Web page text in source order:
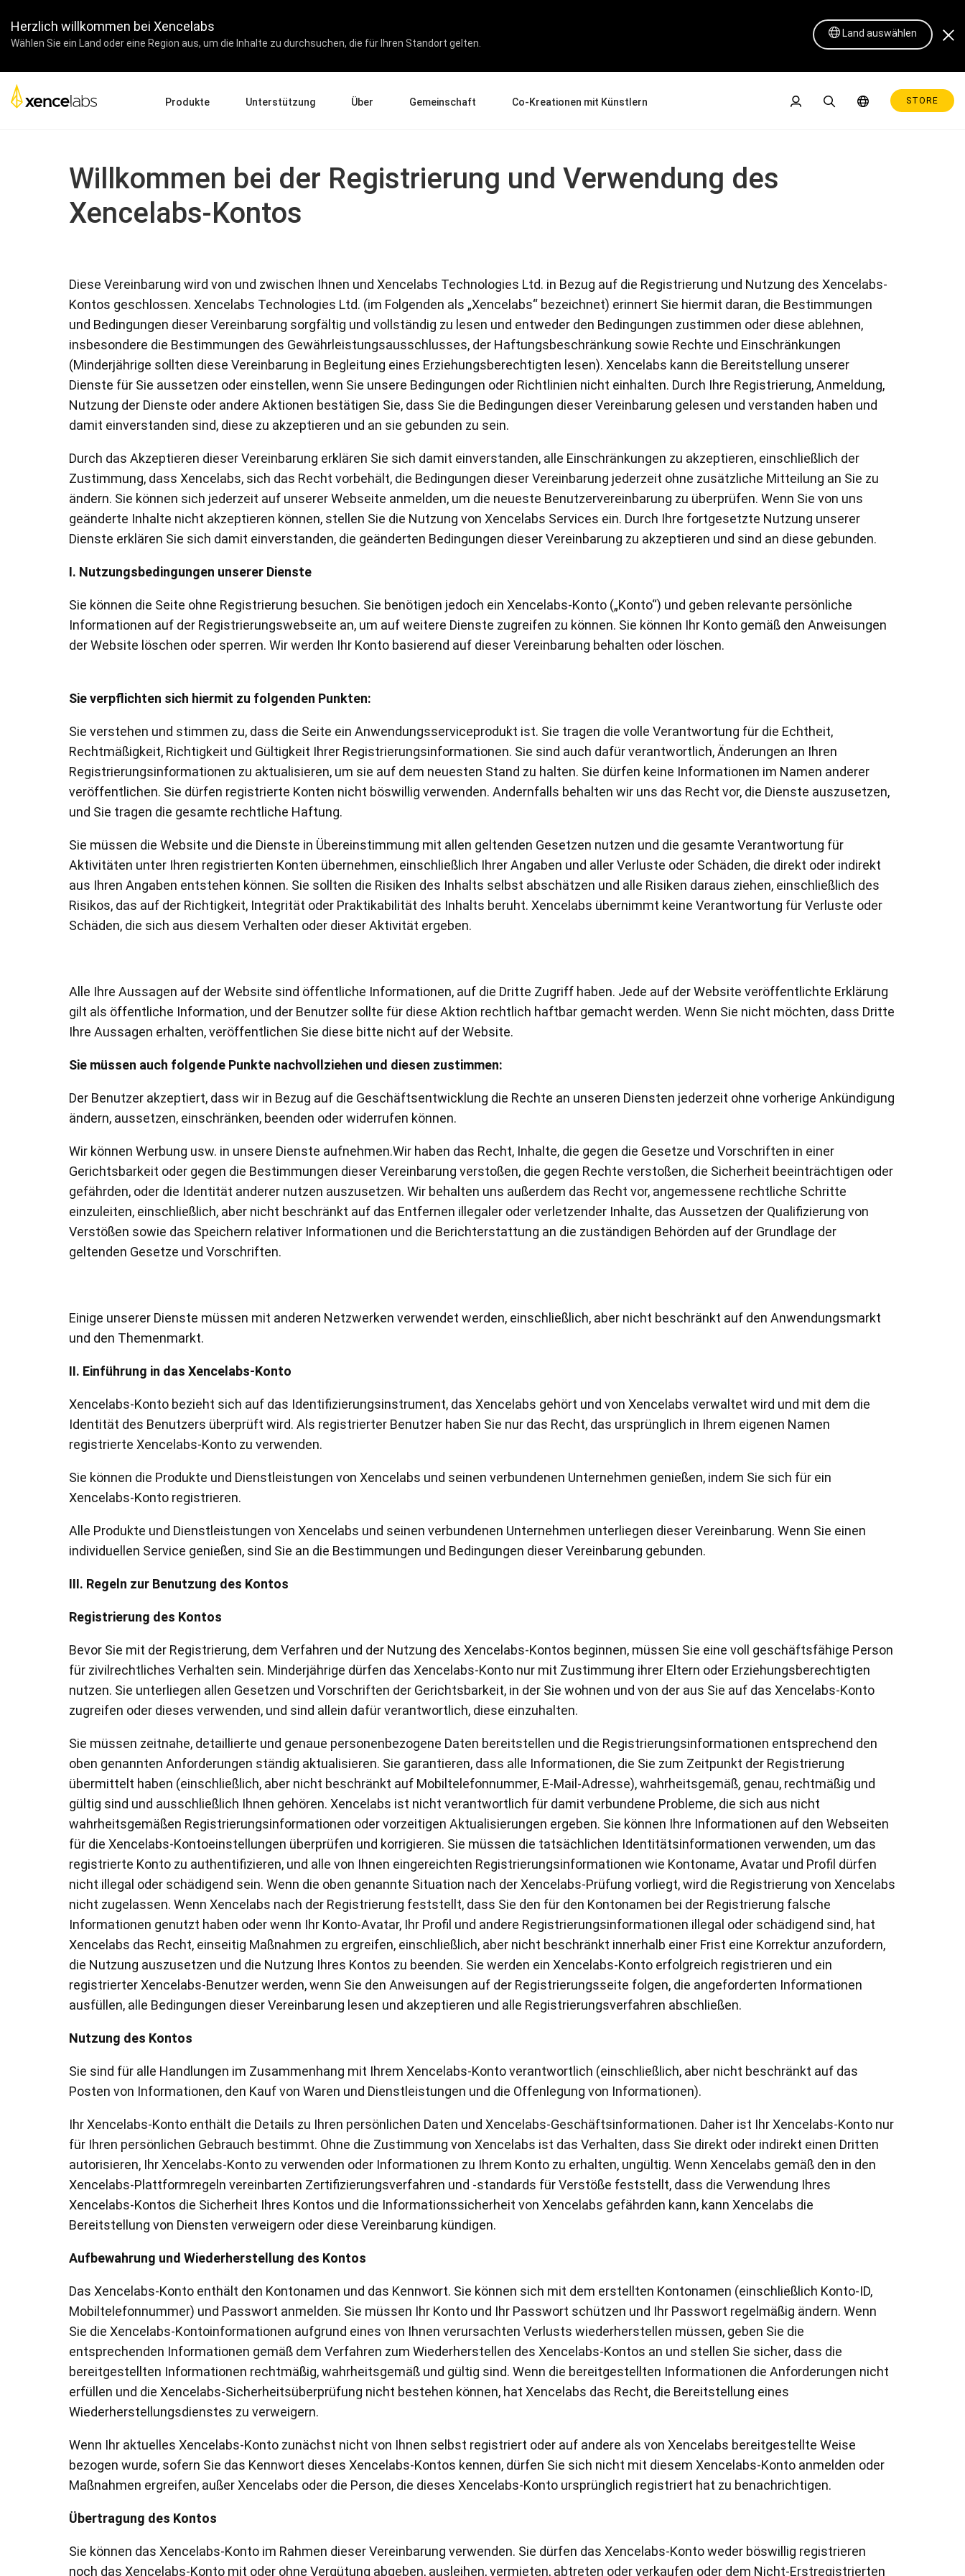
Herzlich willkommen bei Xencelabs
Wählen Sie ein Land oder eine Region aus, um die Inhalte zu durchsuchen, die für Ihren Standort gelten.
Land auswählen
Produkte
Alle ansehen
Pen Tablet Medium Bundle SE Pen Tablet Medium Bundle
Alle ansehen
Quick Keys Stands Stifte & Halter Stiftspitzen
Unterstützung
Produkt-Setup
Tutorial-Videos
Fragen und Antworten
Über
Unternehmen
Erziehung
Gemeinschaft
News und Rezensionen
Tipps und Tricks
Co-Kreationen mit Künstlern
Experten für Produkterlebnisse
Künstler im Fokus
STORE
Willkommen bei der Registrierung und Verwendung des
Xencelabs-Kontos
Diese Vereinbarung wird von und zwischen Ihnen und Xencelabs Technologies Ltd. in Bezug auf die Registrierung und Nutzung des Xencelabs-
Kontos geschlossen. Xencelabs Technologies Ltd. (im Folgenden als „Xencelabs“ bezeichnet) erinnert Sie hiermit daran, die Bestimmungen
und Bedingungen dieser Vereinbarung sorgfältig und vollständig zu lesen und entweder den Bedingungen zustimmen oder diese ablehnen,
insbesondere die Bestimmungen des Gewährleistungsausschlusses, der Haftungsbeschränkung sowie Rechte und Einschränkungen
(Minderjährige sollten diese Vereinbarung in Begleitung eines Erziehungsberechtigten lesen). Xencelabs kann die Bereitstellung unserer
Dienste für Sie aussetzen oder einstellen, wenn Sie unsere Bedingungen oder Richtlinien nicht einhalten. Durch Ihre Registrierung, Anmeldung,
Nutzung der Dienste oder andere Aktionen bestätigen Sie, dass Sie die Bedingungen dieser Vereinbarung gelesen und verstanden haben und
damit einverstanden sind, diese zu akzeptieren und an sie gebunden zu sein.
Durch das Akzeptieren dieser Vereinbarung erklären Sie sich damit einverstanden, alle Einschränkungen zu akzeptieren, einschließlich der
Zustimmung, dass Xencelabs, sich das Recht vorbehält, die Bedingungen dieser Vereinbarung jederzeit ohne zusätzliche Mitteilung an Sie zu
ändern. Sie können sich jederzeit auf unserer Webseite anmelden, um die neueste Benutzervereinbarung zu überprüfen. Wenn Sie von uns
geänderte Inhalte nicht akzeptieren können, stellen Sie die Nutzung von Xencelabs Services ein. Durch Ihre fortgesetzte Nutzung unserer
Dienste erklären Sie sich damit einverstanden, die geänderten Bedingungen dieser Vereinbarung zu akzeptieren und sind an diese gebunden.
I. Nutzungsbedingungen unserer Dienste
Sie können die Seite ohne Registrierung besuchen. Sie benötigen jedoch ein Xencelabs-Konto („Konto“) und geben relevante persönliche
Informationen auf der Registrierungswebseite an, um auf weitere Dienste zugreifen zu können. Sie können Ihr Konto gemäß den Anweisungen
der Website löschen oder sperren. Wir werden Ihr Konto basierend auf dieser Vereinbarung behalten oder löschen.
Sie verpflichten sich hiermit zu folgenden Punkten:
Sie verstehen und stimmen zu, dass die Seite ein Anwendungsserviceprodukt ist. Sie tragen die volle Verantwortung für die Echtheit,
Rechtmäßigkeit, Richtigkeit und Gültigkeit Ihrer Registrierungsinformationen. Sie sind auch dafür verantwortlich, Änderungen an Ihren
Registrierungsinformationen zu aktualisieren, um sie auf dem neuesten Stand zu halten. Sie dürfen keine Informationen im Namen anderer
veröffentlichen. Sie dürfen registrierte Konten nicht böswillig verwenden. Andernfalls behalten wir uns das Recht vor, die Dienste auszusetzen,
und Sie tragen die gesamte rechtliche Haftung.
Sie müssen die Website und die Dienste in Übereinstimmung mit allen geltenden Gesetzen nutzen und die gesamte Verantwortung für
Aktivitäten unter Ihren registrierten Konten übernehmen, einschließlich Ihrer Angaben und aller Verluste oder Schäden, die direkt oder indirekt
aus Ihren Angaben entstehen können. Sie sollten die Risiken des Inhalts selbst abschätzen und alle Risiken daraus ziehen, einschließlich des
Risikos, das auf der Richtigkeit, Integrität oder Praktikabilität des Inhalts beruht. Xencelabs übernimmt keine Verantwortung für Verluste oder
Schäden, die sich aus diesem Verhalten oder dieser Aktivität ergeben.
Alle Ihre Aussagen auf der Website sind öffentliche Informationen, auf die Dritte Zugriff haben. Jede auf der Website veröffentlichte Erklärung
gilt als öffentliche Information, und der Benutzer sollte für diese Aktion rechtlich haftbar gemacht werden. Wenn Sie nicht möchten, dass Dritte
Ihre Aussagen erhalten, veröffentlichen Sie diese bitte nicht auf der Website.
Sie müssen auch folgende Punkte nachvollziehen und diesen zustimmen:
Der Benutzer akzeptiert, dass wir in Bezug auf die Geschäftsentwicklung die Rechte an unseren Diensten jederzeit ohne vorherige Ankündigung
ändern, aussetzen, einschränken, beenden oder widerrufen können.
Wir können Werbung usw. in unsere Dienste aufnehmen.Wir haben das Recht, Inhalte, die gegen die Gesetze und Vorschriften in einer
Gerichtsbarkeit oder gegen die Bestimmungen dieser Vereinbarung verstoßen, die gegen Rechte verstoßen, die Sicherheit beeinträchtigen oder
gefährden, oder die Identität anderer nutzen auszusetzen. Wir behalten uns außerdem das Recht vor, angemessene rechtliche Schritte
einzuleiten, einschließlich, aber nicht beschränkt auf das Entfernen illegaler oder verletzender Inhalte, das Aussetzen der Qualifizierung von
Verstößen sowie das Speichern relativer Informationen und die Berichterstattung an die zuständigen Behörden auf der Grundlage der
geltenden Gesetze und Vorschriften.
Einige unserer Dienste müssen mit anderen Netzwerken verwendet werden, einschließlich, aber nicht beschränkt auf den Anwendungsmarkt
und den Themenmarkt.
II. Einführung in das Xencelabs-Konto
Xencelabs-Konto bezieht sich auf das Identifizierungsinstrument, das Xencelabs gehört und von Xencelabs verwaltet wird und mit dem die
Identität des Benutzers überprüft wird. Als registrierter Benutzer haben Sie nur das Recht, das ursprünglich in Ihrem eigenen Namen
registrierte Xencelabs-Konto zu verwenden.
Sie können die Produkte und Dienstleistungen von Xencelabs und seinen verbundenen Unternehmen genießen, indem Sie sich für ein
Xencelabs-Konto registrieren.
Alle Produkte und Dienstleistungen von Xencelabs und seinen verbundenen Unternehmen unterliegen dieser Vereinbarung. Wenn Sie einen
individuellen Service genießen, sind Sie an die Bestimmungen und Bedingungen dieser Vereinbarung gebunden.
III. Regeln zur Benutzung des Kontos
Registrierung des Kontos
Bevor Sie mit der Registrierung, dem Verfahren und der Nutzung des Xencelabs-Kontos beginnen, müssen Sie eine voll geschäftsfähige Person
für zivilrechtliches Verhalten sein. Minderjährige dürfen das Xencelabs-Konto nur mit Zustimmung ihrer Eltern oder Erziehungsberechtigten
nutzen. Sie unterliegen allen Gesetzen und Vorschriften der Gerichtsbarkeit, in der Sie wohnen und von der aus Sie auf das Xencelabs-Konto
zugreifen oder dieses verwenden, und sind allein dafür verantwortlich, diese einzuhalten.
Sie müssen zeitnahe, detaillierte und genaue personenbezogene Daten bereitstellen und die Registrierungsinformationen entsprechend den
oben genannten Anforderungen ständig aktualisieren. Sie garantieren, dass alle Informationen, die Sie zum Zeitpunkt der Registrierung
übermittelt haben (einschließlich, aber nicht beschränkt auf Mobiltelefonnummer, E-Mail-Adresse), wahrheitsgemäß, genau, rechtmäßig und
gültig sind und ausschließlich Ihnen gehören. Xencelabs ist nicht verantwortlich für damit verbundene Probleme, die sich aus nicht
wahrheitsgemäßen Registrierungsinformationen oder vorzeitigen Aktualisierungen ergeben. Sie können Ihre Informationen auf den Webseiten
für die Xencelabs-Kontoeinstellungen überprüfen und korrigieren. Sie müssen die tatsächlichen Identitätsinformationen verwenden, um das
registrierte Konto zu authentifizieren, und alle von Ihnen eingereichten Registrierungsinformationen wie Kontoname, Avatar und Profil dürfen
nicht illegal oder schädigend sein. Wenn die oben genannte Situation nach der Xencelabs-Prüfung vorliegt, wird die Registrierung von Xencelabs
nicht zugelassen. Wenn Xencelabs nach der Registrierung feststellt, dass Sie den für den Kontonamen bei der Registrierung falsche
Informationen genutzt haben oder wenn Ihr Konto-Avatar, Ihr Profil und andere Registrierungsinformationen illegal oder schädigend sind, hat
Xencelabs das Recht, einseitig Maßnahmen zu ergreifen, einschließlich, aber nicht beschränkt innerhalb einer Frist eine Korrektur anzufordern,
die Nutzung auszusetzen und die Nutzung Ihres Kontos zu beenden. Sie werden ein Xencelabs-Konto erfolgreich registrieren und ein
registrierter Xencelabs-Benutzer werden, wenn Sie den Anweisungen auf der Registrierungsseite folgen, die angeforderten Informationen
ausfüllen, alle Bedingungen dieser Vereinbarung lesen und akzeptieren und alle Registrierungsverfahren abschließen.
Nutzung des Kontos
Sie sind für alle Handlungen im Zusammenhang mit Ihrem Xencelabs-Konto verantwortlich (einschließlich, aber nicht beschränkt auf das
Posten von Informationen, den Kauf von Waren und Dienstleistungen und die Offenlegung von Informationen).
Ihr Xencelabs-Konto enthält die Details zu Ihren persönlichen Daten und Xencelabs-Geschäftsinformationen. Daher ist Ihr Xencelabs-Konto nur
für Ihren persönlichen Gebrauch bestimmt. Ohne die Zustimmung von Xencelabs ist das Verhalten, dass Sie direkt oder indirekt einen Dritten
autorisieren, Ihr Xencelabs-Konto zu verwenden oder Informationen zu Ihrem Konto zu erhalten, ungültig. Wenn Xencelabs gemäß den in den
Xencelabs-Plattformregeln vereinbarten Zertifizierungsverfahren und -standards für Verstöße feststellt, dass die Verwendung Ihres
Xencelabs-Kontos die Sicherheit Ihres Kontos und die Informationssicherheit von Xencelabs gefährden kann, kann Xencelabs die
Bereitstellung von Diensten verweigern oder diese Vereinbarung kündigen.
Aufbewahrung und Wiederherstellung des Kontos
Das Xencelabs-Konto enthält den Kontonamen und das Kennwort. Sie können sich mit dem erstellten Kontonamen (einschließlich Konto-ID,
Mobiltelefonnummer) und Passwort anmelden. Sie müssen Ihr Konto und Ihr Passwort schützen und Ihr Passwort regelmäßig ändern. Wenn
Sie die Xencelabs-Kontoinformationen aufgrund eines von Ihnen verursachten Verlusts wiederherstellen müssen, geben Sie die
entsprechenden Informationen gemäß dem Verfahren zum Wiederherstellen des Xencelabs-Kontos an und stellen Sie sicher, dass die
bereitgestellten Informationen rechtmäßig, wahrheitsgemäß und gültig sind. Wenn die bereitgestellten Informationen die Anforderungen nicht
erfüllen und die Xencelabs-Sicherheitsüberprüfung nicht bestehen können, hat Xencelabs das Recht, die Bereitstellung eines
Wiederherstellungsdienstes zu verweigern.
Wenn Ihr aktuelles Xencelabs-Konto zunächst nicht von Ihnen selbst registriert oder auf andere als von Xencelabs bereitgestellte Weise
bezogen wurde, sofern Sie das Kennwort dieses Xencelabs-Kontos kennen, dürfen Sie sich nicht mit diesem Xencelabs-Konto anmelden oder
Maßnahmen ergreifen, außer Xencelabs oder die Person, die dieses Xencelabs-Konto ursprünglich registriert hat zu benachrichtigen.
Übertragung des Kontos
Sie können das Xencelabs-Konto im Rahmen dieser Vereinbarung verwenden. Sie dürfen das Xencelabs-Konto weder böswillig registrieren
noch das Xencelabs-Konto mit oder ohne Vergütung abgeben, ausleihen, vermieten, abtreten oder verkaufen oder dem Nicht-Erstregistrierten